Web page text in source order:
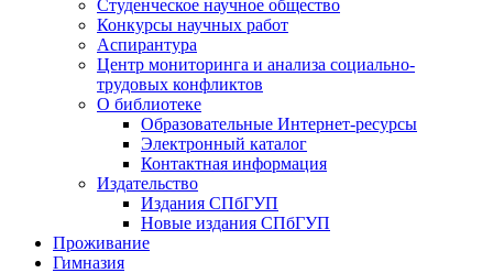
Студенческое научное общество
Конкурсы научных работ
Аспирантура
Центр мониторинга и анализа социально-
трудовых конфликтов
О библиотеке
Образовательные Интернет-ресурсы
Электронный каталог
Контактная информация
Издательство
Издания СПбГУП
Новые издания СПбГУП
Проживание
Гимназия